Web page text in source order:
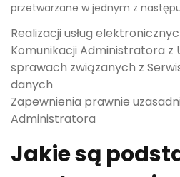
przetwarzane w jednym z
Realizacji usług
Komunikacji Administratora z
sprawach związanych z
danych
Zapewnienia prawnie
Administratora
Jakie są